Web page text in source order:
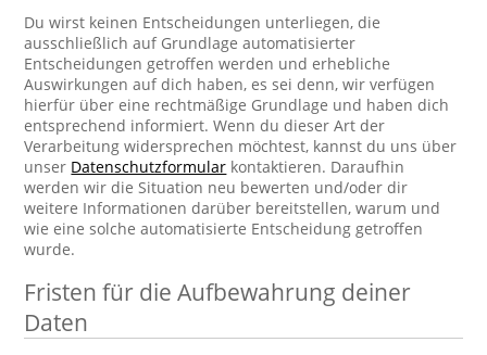
Du wirst keinen Entscheidungen unterliegen, die
ausschließlich auf Grundlage automatisierter
Entscheidungen getroffen werden und erhebliche
Auswirkungen auf dich haben, es sei denn, wir verfügen
hierfür über eine rechtmäßige Grundlage und haben dich
entsprechend informiert. Wenn du dieser Art der
Verarbeitung widersprechen möchtest, kannst du uns über
unser Datenschutzformular kontaktieren. Daraufhin
werden wir die Situation neu bewerten und/oder dir
weitere Informationen darüber bereitstellen, warum und
wie eine solche automatisierte Entscheidung getroffen
wurde.
Fristen für die Aufbewahrung deiner
Daten